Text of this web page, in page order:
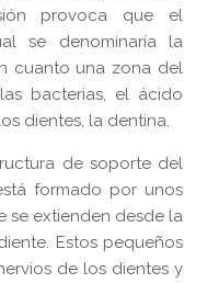
provoca que el
se denominaría la
cuanto una zona del
bacterias, el ácido
dientes, la dentina.
de soporte del
formado por unos
se extienden desde la
Estos pequeños
de los dientes y